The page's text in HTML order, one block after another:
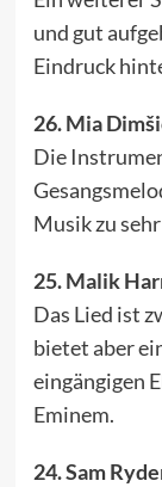
und gut
Eindruck
26. Mia
Die
Musik zu
25. Malik
Das Lied ist
bietet aber
eingängigen
Eminem.
24. Sam